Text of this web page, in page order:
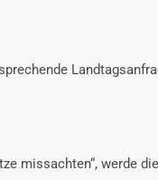
missachten“, werde